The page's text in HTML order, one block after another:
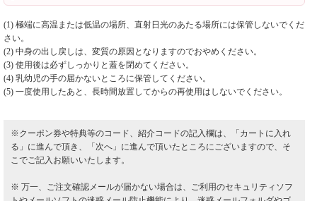
(1) 極端に高温または低温の場所、直射日光のあたる場所には保管しないでくだ
さい。
(2) 中身の出し戻しは、変質の原因となりますのでおやめください。
(3) 使用後は必ずしっかりと蓋を閉めてください。
(4) 乳幼児の手の届かないところに保管してください。
(5) 一度使用したあと、長時間放置してからの再使用はしないでください。
※クーポン券や特典等のコード、紹介コードの記入欄は、「カートに入れ
る」に進んで頂き、「次へ」に進んで頂いたところにございますので、そ
こでご記入お願いいたします。
※ 万一、ご注文確認メールが届かない場合は、ご利用のセキュリティソフ